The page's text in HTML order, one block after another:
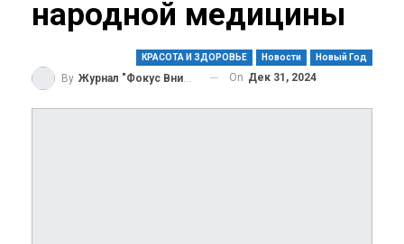
народной медицины
КРАСОТА И ЗДОРОВЬЕ Новости Новый Год
By Журнал "Фокус Внимания" On Дек 31, 2024